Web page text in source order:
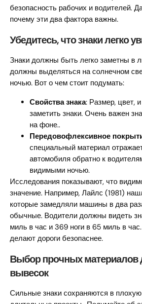
безопасность рабочих и водителей.
почему эти два фактора важны.
Убедитесь, что знаки легко
Знаки должны быть легко заметны в
должны выделяться на солнечном
ночью. Вот о чем стоит подумать:
Свойства знака: Размер, цвет,
заметить знаки. Очень важен
на фоне..
Передовофлексивное
специальный материал
автомобиля обратно к
видимыми ночью.
Исследования показывают, что
значение. Например, Лайлс (1981)
которые замедляли машины в два
обычные. Водители должны видеть
миль в час и 369 ноги в 65 миль в
делают дороги безопаснее.
Выбор прочных материалов
вывесок
Сильные знаки сохраняются в плохую